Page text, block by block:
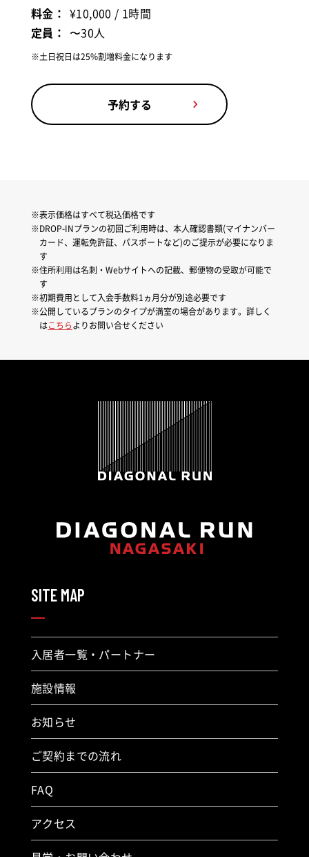
料金： ¥10,000 / 1時間
定員： 〜30人
※土日祝日は25%割増料金になります
予約する
表示価格はすべて税込価格です
DROP-INプランの初回ご利用時は、本人確認書類(マイナンバー
カード、運転免許証、パスポートなど)のご提示が必要になりま
す
住所利用は名刺・Webサイトへの記載、郵便物の受取が可能で
す
初期費用として入会手数料1ヵ月分が別途必要です
公開しているプランのタイプが満室の場合があります。詳しく
はこちらよりお問い合せください
SITE MAP
入居者一覧・パートナー
ご契約までの流れ
アクセス
施設情報
FAQ
お知らせ